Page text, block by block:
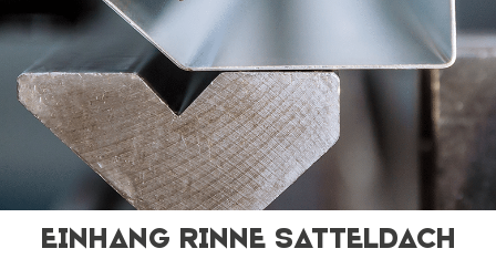
Einhang Rinne Satteldach